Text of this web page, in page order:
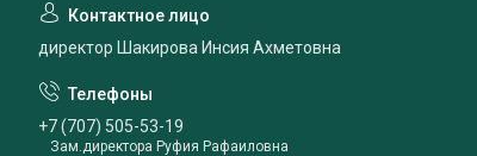
директор Шакирова Инсия Ахметовна
+7 (707) 505-53-19
Зам.директора Руфия Рафаиловна